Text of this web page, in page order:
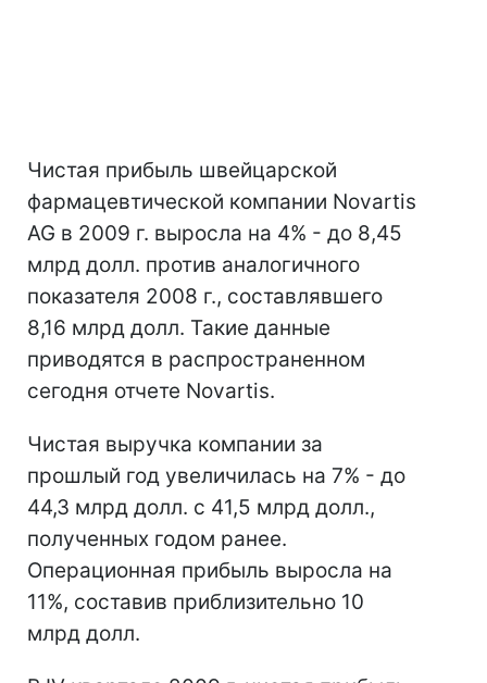
Чистая прибыль швейцарской
фармацевтической компании Novartis
AG в 2009 г. выросла на 4% - до 8,45
млрд долл. против аналогичного
показателя 2008 г., составлявшего
8,16 млрд долл. Такие данные
приводятся в распространенном
сегодня отчете Novartis.
Чистая выручка компании за
прошлый год увеличилась на 7% - до
44,3 млрд долл. с 41,5 млрд долл.,
полученных годом ранее.
Операционная прибыль выросла на
11%, составив приблизительно 10
млрд долл.